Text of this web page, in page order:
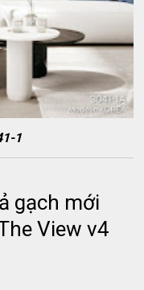
1
gạch mới
View v4